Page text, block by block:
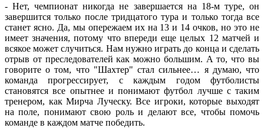
- Нет, чемпионат никогда не завершается на 18-м туре, он
завершится только после тридцатого тура и только тогда все
станет ясно. Да, мы опережаем их на 13 и 14 очков, но это не
имеет значения, потому что впереди еще целых 12 матчей и
всякое может случиться. Нам нужно играть до конца и сделать
отрыв от преследователей как можно большим. А то, что вы
говорите о том, что "Шахтер" стал сильнее… я думаю, что
команда прогрессирует, с каждым годом футболисты
становятся все опытнее и понимают футбол лучше с таким
тренером, как Мирча Луческу. Все игроки, которые выходят
на поле, понимают свою роль и делают все, чтобы помочь
команде в каждом матче победить.